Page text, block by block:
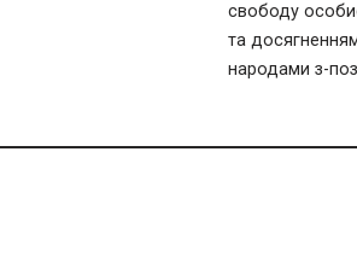
свободу
та
народами з-